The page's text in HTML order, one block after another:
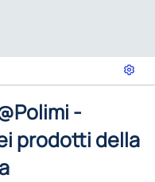
-
prodotti della